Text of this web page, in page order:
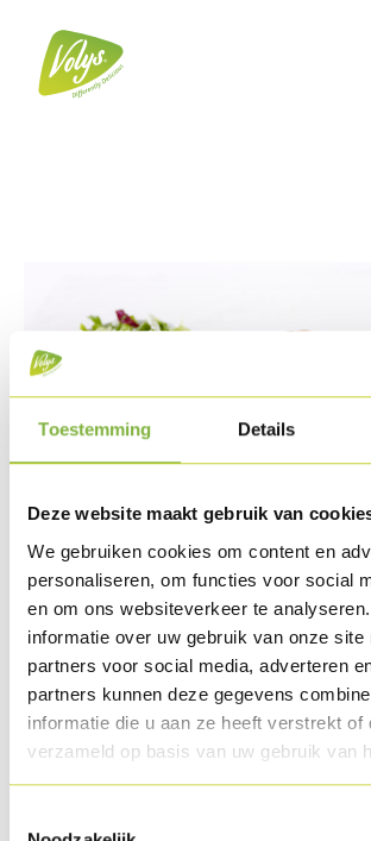
Toestemming Details
Deze website maakt gebruik van
We gebruiken cookies om content en
personaliseren, om functies voor social
en om ons websiteverkeer te
informatie over uw gebruik van onze site
partners voor social media, adverteren
partners kunnen deze gegevens
informatie die u aan ze heeft verstrekt of
verzameld op basis van uw gebruik van
Poitrine de dinde
Référence: 196
Description
Filet de dinde mariné en forme de